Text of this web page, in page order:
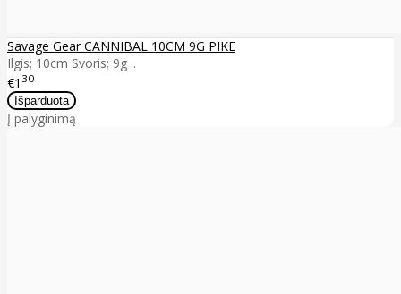
Savage Gear CANNIBAL 10CM 9G PIKE
Ilgis; 10cm Svoris; 9g ..
€1 30
Į palyginimą